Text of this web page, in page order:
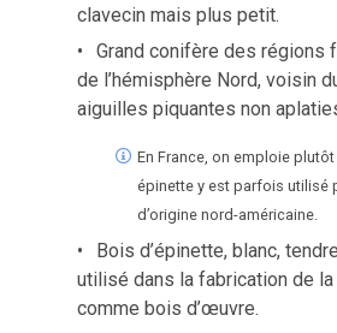
clavecin mais plus petit.
Grand conifère des régions
de l’hémisphère Nord, voisin
aiguilles piquantes non
En France, on emploie plutôt
épinette y est parfois utilisé
d’origine nord-américaine.
Bois d’épinette, blanc,
utilisé dans la fabrication de
comme bois d’œuvre.